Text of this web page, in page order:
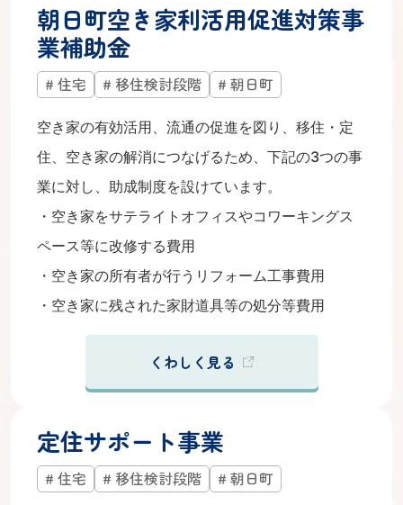
朝日町空き家利活用促進対策事
業補助金
住宅 移住検討段階 朝日町
空き家の有効活用、流通の促進を図り、移住・定
住、空き家の解消につなげるため、下記の3つの事
業に対し、助成制度を設けています。
・空き家をサテライトオフィスやコワーキングス
ペース等に改修する費用
・空き家の所有者が行うリフォーム工事費用
・空き家に残された家財道具等の処分等費用
くわしく見る
定住サポート事業
住宅 移住検討段階 朝日町